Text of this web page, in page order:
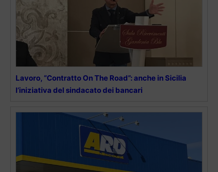
Lavoro, “Contratto On The Road”: anche in Sicilia
l’iniziativa del sindacato dei bancari